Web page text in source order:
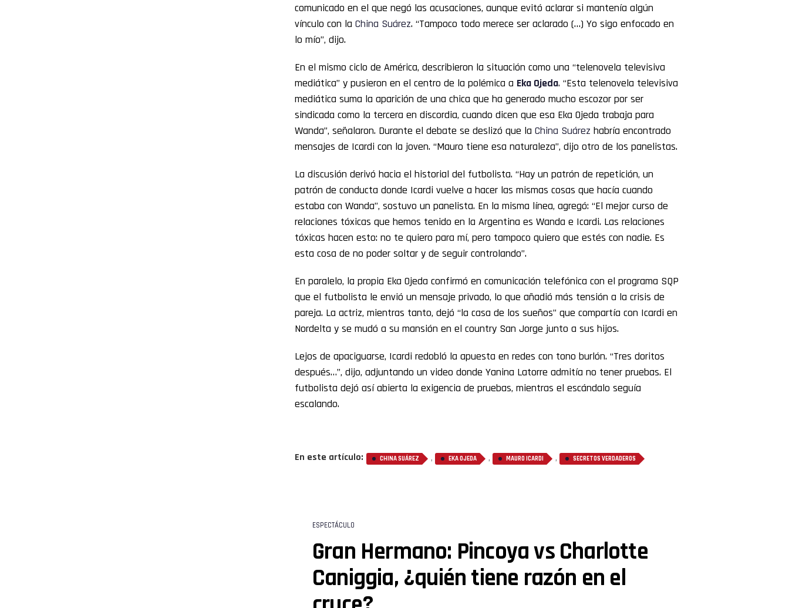
comunicado en el que negó las acusaciones, aunque evitó aclarar si mantenía algún
vínculo con la China Suárez. “Tampoco todo merece ser aclarado (…) Yo sigo enfocado en
lo mío”, dijo.
En el mismo ciclo de América, describieron la situación como una “telenovela televisiva
mediática” y pusieron en el centro de la polémica a Eka Ojeda. “Esta telenovela televisiva
mediática suma la aparición de una chica que ha generado mucho escozor por ser
sindicada como la tercera en discordia, cuando dicen que esa Eka Ojeda trabaja para
Wanda”, señalaron. Durante el debate se deslizó que la China Suárez habría encontrado
mensajes de Icardi con la joven. “Mauro tiene esa naturaleza”, dijo otro de los panelistas.
La discusión derivó hacia el historial del futbolista. “Hay un patrón de repetición, un
patrón de conducta donde Icardi vuelve a hacer las mismas cosas que hacía cuando
estaba con Wanda”, sostuvo un panelista. En la misma línea, agregó: “El mejor curso de
relaciones tóxicas que hemos tenido en la Argentina es Wanda e Icardi. Las relaciones
tóxicas hacen esto: no te quiero para mí, pero tampoco quiero que estés con nadie. Es
esta cosa de no poder soltar y de seguir controlando”.
En paralelo, la propia Eka Ojeda confirmó en comunicación telefónica con el programa SQP
que el futbolista le envió un mensaje privado, lo que añadió más tensión a la crisis de
pareja. La actriz, mientras tanto, dejó “la casa de los sueños” que compartía con Icardi en
Nordelta y se mudó a su mansión en el country San Jorge junto a sus hijos.
Lejos de apaciguarse, Icardi redobló la apuesta en redes con tono burlón. “Tres doritos
después…”, dijo, adjuntando un video donde Yanina Latorre admitía no tener pruebas. El
futbolista dejó así abierta la exigencia de pruebas, mientras el escándalo seguía
escalando.
En este artículo: CHINA SUÁREZ , EKA OJEDA , MAURO ICARDI , SECRETOS VERDADEROS
ESPECTÁCULO
Gran Hermano: Pincoya vs Charlotte
Caniggia, ¿quién tiene razón en el